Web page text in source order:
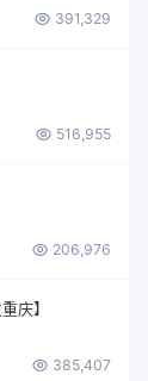
391,329
516,955
206,976
庆】
385,407